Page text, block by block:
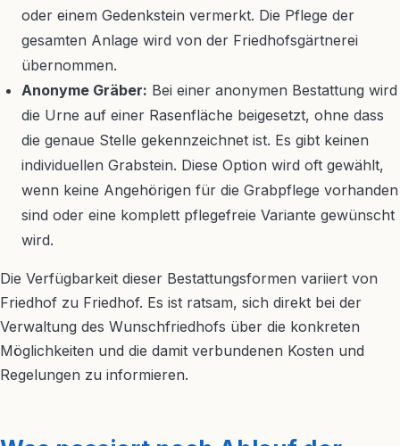
oder einem Gedenkstein vermerkt. Die Pflege der
gesamten Anlage wird von der Friedhofsgärtnerei
übernommen.
Anonyme Gräber: Bei einer anonymen Bestattung wird
die Urne auf einer Rasenfläche beigesetzt, ohne dass
die genaue Stelle gekennzeichnet ist. Es gibt keinen
individuellen Grabstein. Diese Option wird oft gewählt,
wenn keine Angehörigen für die Grabpflege vorhanden
sind oder eine komplett pflegefreie Variante gewünscht
wird.
Die Verfügbarkeit dieser Bestattungsformen variiert von
Friedhof zu Friedhof. Es ist ratsam, sich direkt bei der
Verwaltung des Wunschfriedhofs über die konkreten
Möglichkeiten und die damit verbundenen Kosten und
Regelungen zu informieren.